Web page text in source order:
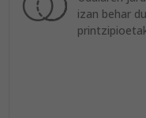
izan behar